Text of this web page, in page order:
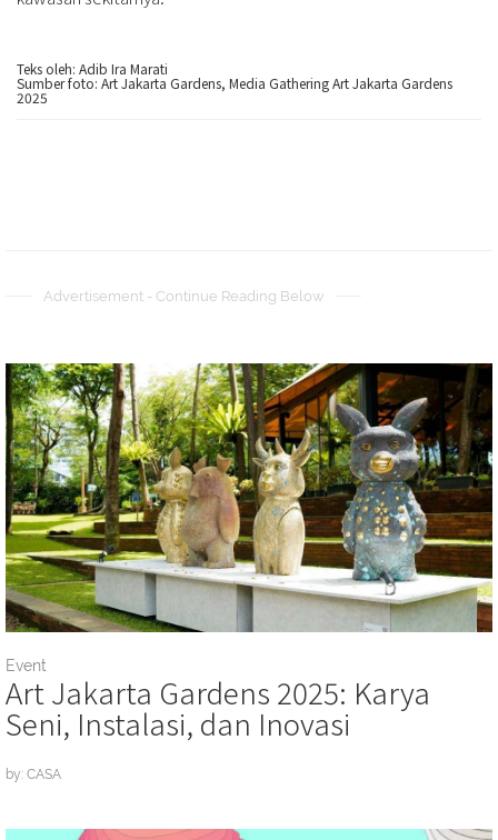
Teks oleh: Adib Ira Marati
Sumber foto: Art Jakarta Gardens, Media Gathering Art Jakarta Gardens
2025
Advertisement - Continue Reading Below
Event
Art Jakarta Gardens 2025: Karya
Seni, Instalasi, dan Inovasi
by: CASA